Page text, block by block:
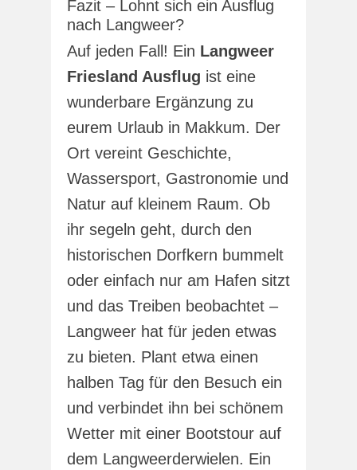
Fazit – Lohnt sich ein Ausflug
nach Langweer?
Auf jeden Fall! Ein Langweer
Friesland Ausflug ist eine
wunderbare Ergänzung zu
eurem Urlaub in Makkum. Der
Ort vereint Geschichte,
Wassersport, Gastronomie und
Natur auf kleinem Raum. Ob
ihr segeln geht, durch den
historischen Dorfkern bummelt
oder einfach nur am Hafen sitzt
und das Treiben beobachtet –
Langweer hat für jeden etwas
zu bieten. Plant etwa einen
halben Tag für den Besuch ein
und verbindet ihn bei schönem
Wetter mit einer Bootstour auf
dem Langweerderwielen. Ein